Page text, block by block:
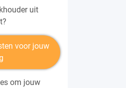
uit
voor jouw
om jouw